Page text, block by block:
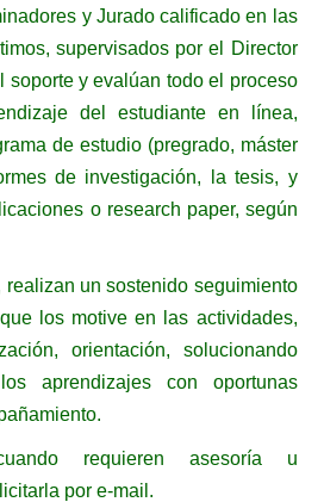
y Jurado calificado en las
supervisados por el Director
soporte y evalúan todo el proceso
del estudiante en línea,
de estudio (pregrado, máster
de investigación, la tesis, y
o research paper, según
realizan un sostenido seguimiento
los motive en las actividades,
orientación, solucionando
aprendizajes con oportunas
requieren asesoría u
por e-mail.